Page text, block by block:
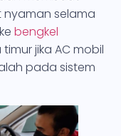
selama
bengkel
jika AC mobil
pada sistem